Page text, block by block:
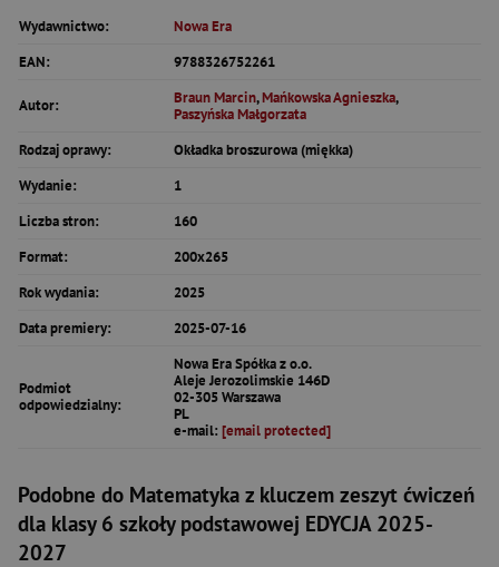
Wydawnictwo:
Nowa Era
EAN:
9788326752261
Autor: Braun Marcin,Mańkowska Agnieszka,
Paszyńska Małgorzata
Rodzaj oprawy:
Okładka broszurowa (miękka)
Wydanie:
1
Liczba stron:
160
Format:
200x265
Rok wydania:
2025
Data premiery:
2025-07-16
Podmiot
odpowiedzialny:
Nowa Era Spółka z o.o.
Aleje Jerozolimskie 146D
02-305 Warszawa
PL
e-mail: [email protected]
Podobne do Matematyka z kluczem zeszyt ćwiczeń
dla klasy 6 szkoły podstawowej EDYCJA 2025-
2027